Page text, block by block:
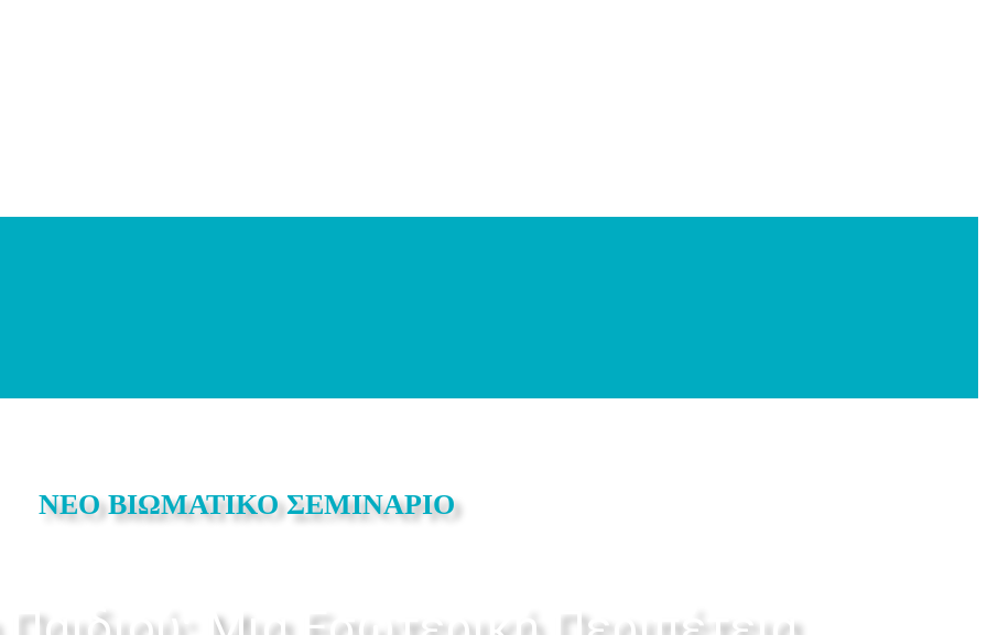
ΝΕΟ ΒΙΩΜΑΤΙΚΟ ΣΕΜΙΝΑΡΙΟ